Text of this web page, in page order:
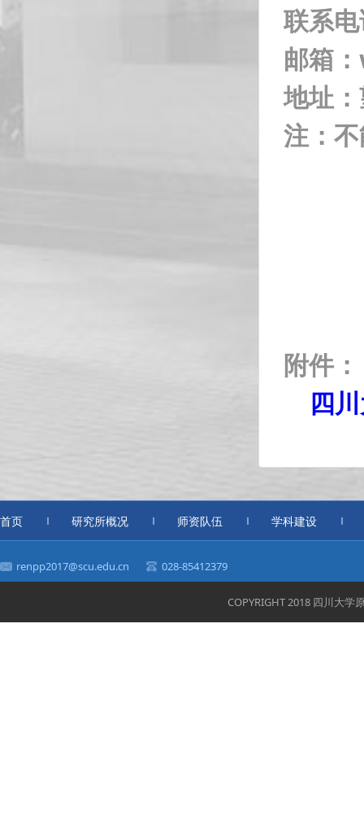
联系
邮箱
地址
注：
附件：
四
首页 研究所概况 师资队伍 学科建设
renpp2017@scu.edu.cn 028-85412379
COPYRIGHT 2018 四川大学